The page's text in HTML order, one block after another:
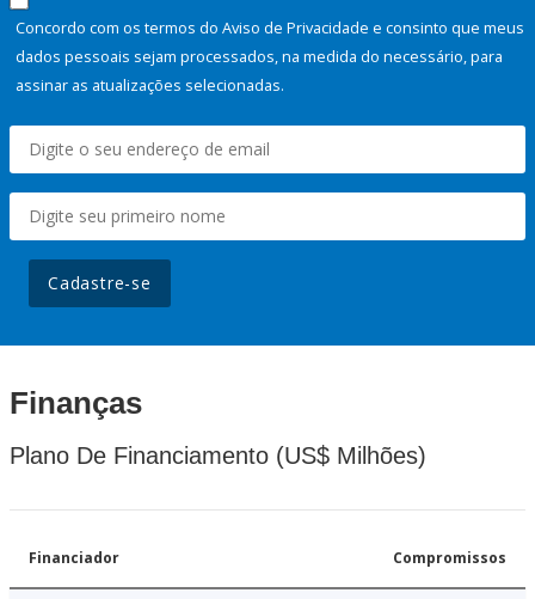
Concordo com os termos do Aviso de Privacidade e consinto que meus
dados pessoais sejam processados, na medida do necessário, para
assinar as atualizações selecionadas.
Cadastre-se
Finanças
Plano De Financiamento (US$ Milhões)
Financiador Compromissos